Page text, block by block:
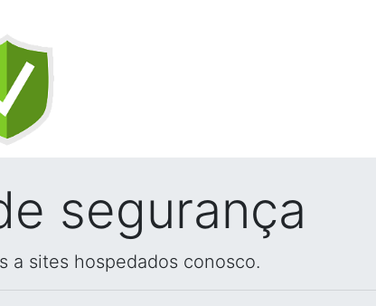
segurança
a sites hospedados conosco.